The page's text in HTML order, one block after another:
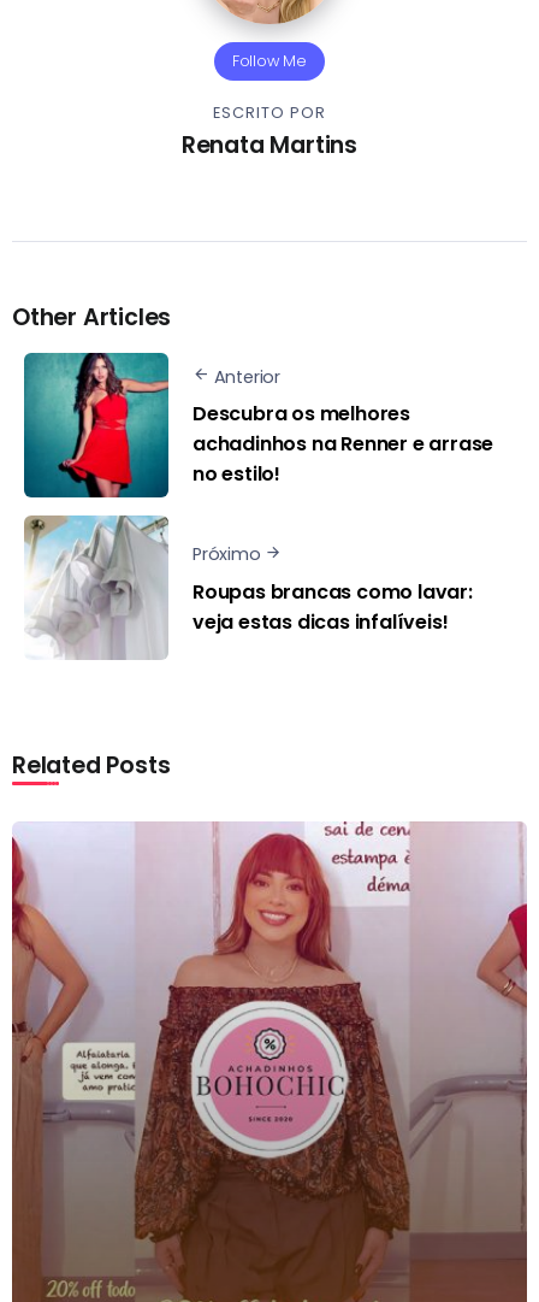
Follow Me
ESCRITO POR
Renata Martins
Other Articles
Anterior
Descubra os melhores
achadinhos na Renner e arrase
no estilo!
Próximo
Roupas brancas como lavar:
veja estas dicas infalíveis!
Related Posts